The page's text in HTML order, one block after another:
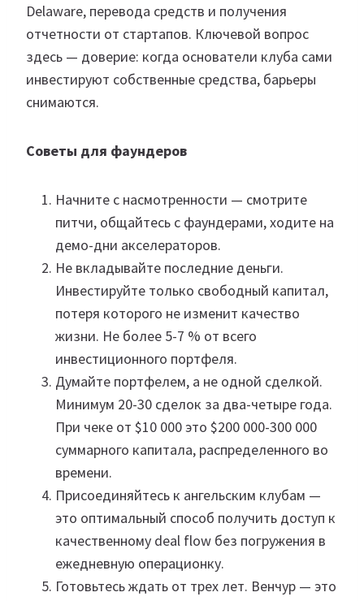
Delaware, перевода средств и получения
отчетности от стартапов. Ключевой вопрос
здесь — доверие: когда основатели клуба сами
инвестируют собственные средства, барьеры
снимаются.
Советы для фаундеров
Начните с насмотренности — смотрите
питчи, общайтесь с фаундерами, ходите на
демо-дни акселераторов.
Не вкладывайте последние деньги.
Инвестируйте только свободный капитал,
потеря которого не изменит качество
жизни. Не более 5-7 % от всего
инвестиционного портфеля.
Думайте портфелем, а не одной сделкой.
Минимум 20-30 сделок за два-четыре года.
При чеке от $10 000 это $200 000-300 000
суммарного капитала, распределенного во
времени.
Присоединяйтесь к ангельским клубам —
это оптимальный способ получить доступ к
качественному deal flow без погружения в
ежедневную операционку.
Готовьтесь ждать от трех лет. Венчур — это